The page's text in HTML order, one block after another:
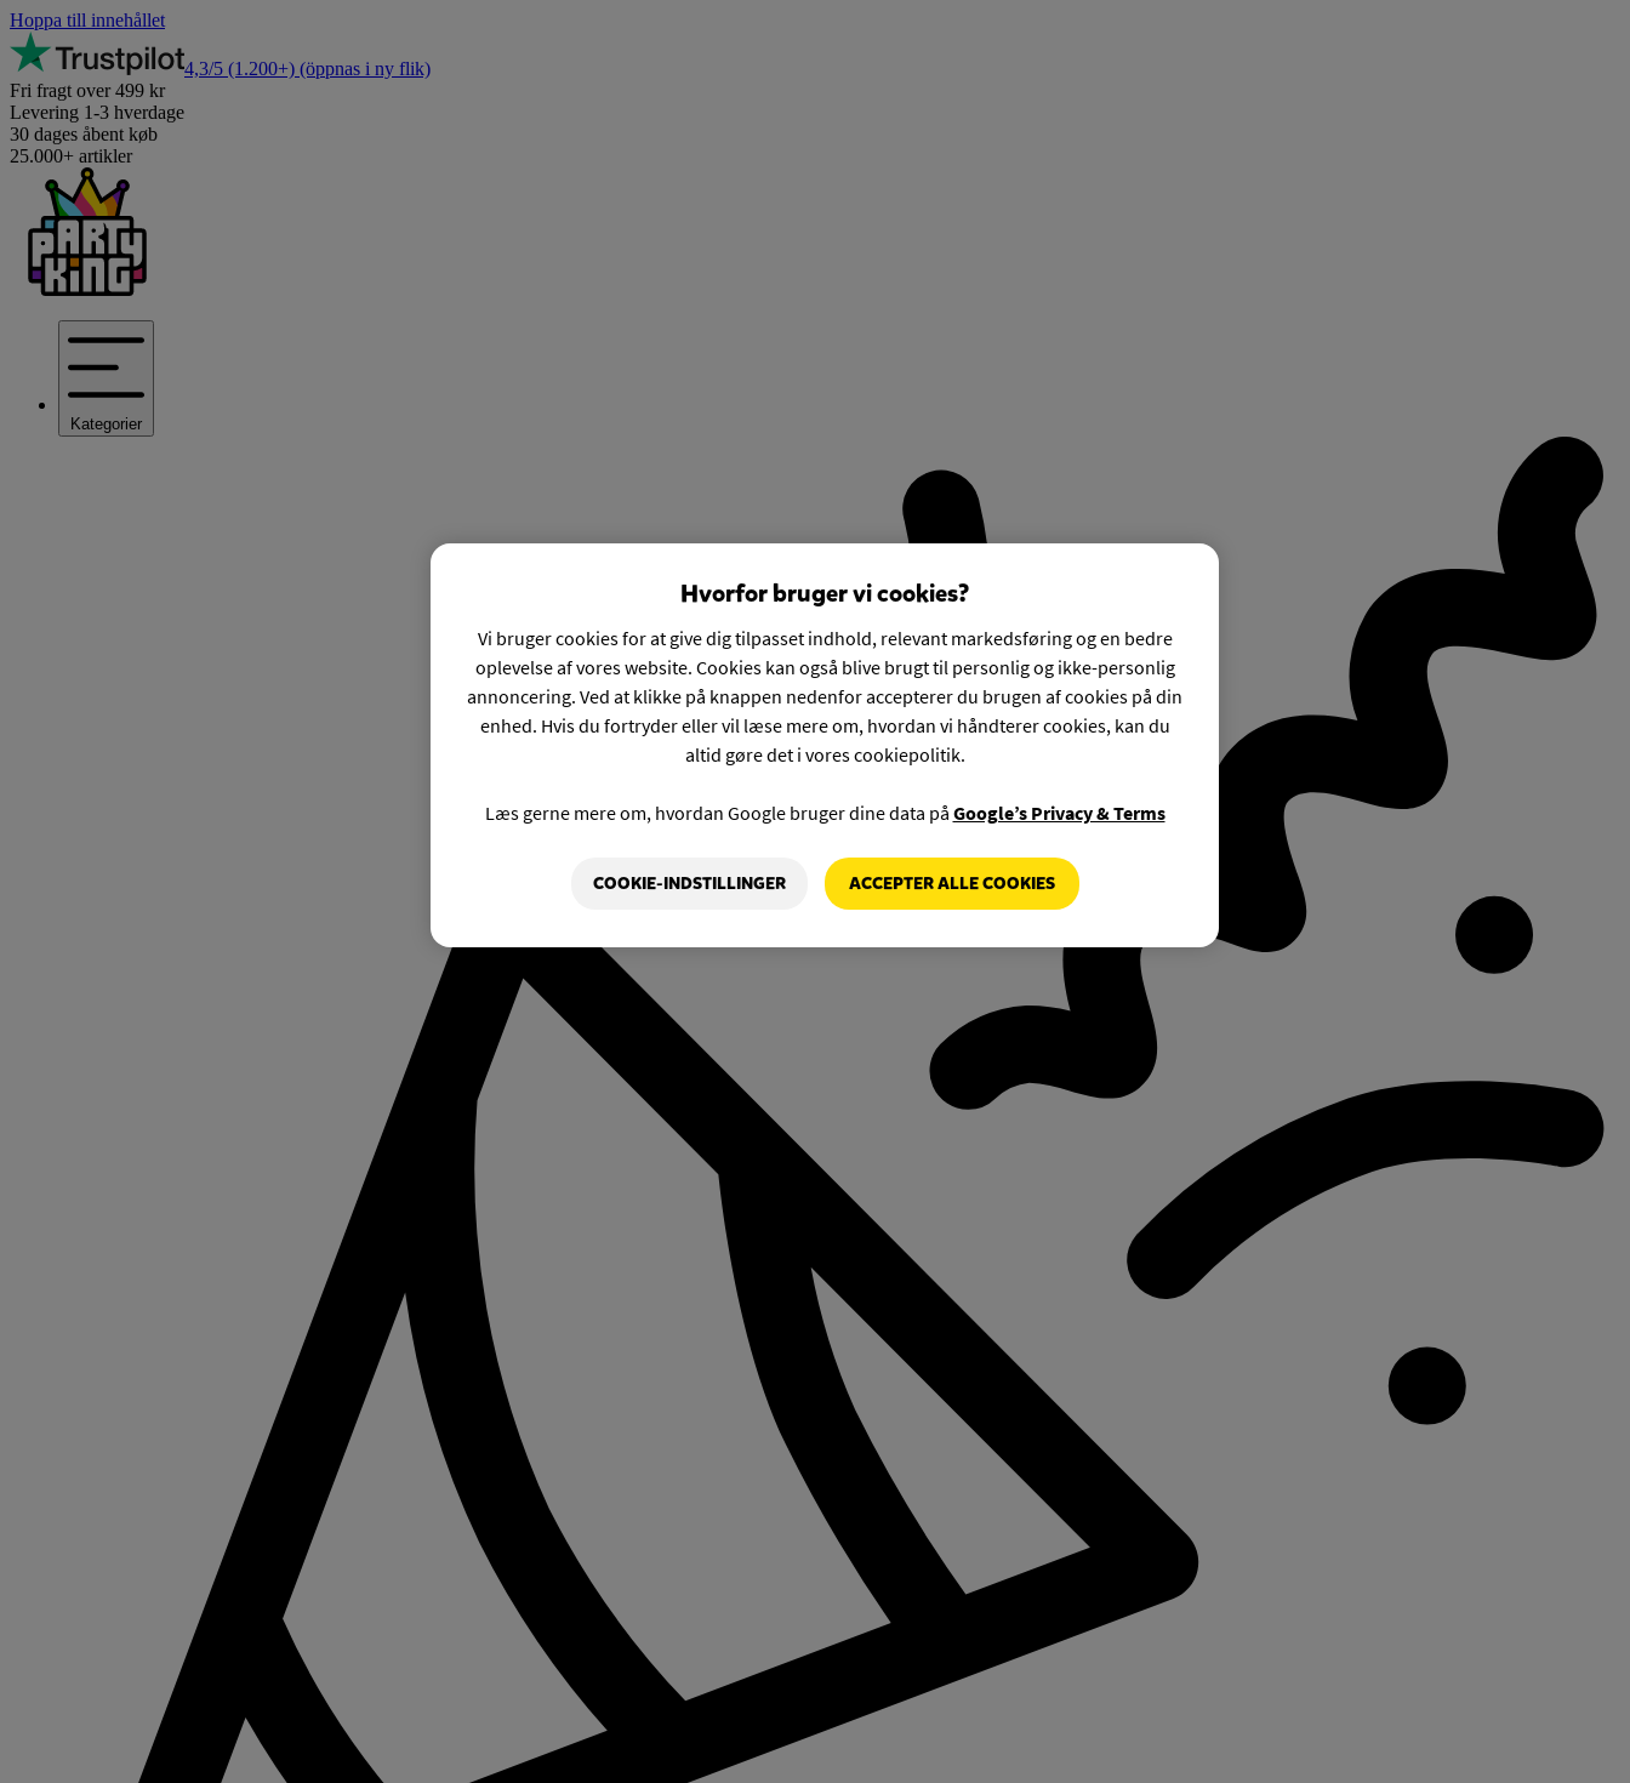
Hoppa till innehållet
4,3/5 (1.200+) (öppnas i ny flik)
Fri fragt over 499 kr
Levering 1-3 hverdage
30 dages åbent køb
25.000+ artikler
Kategorier
Hvorfor bruger vi cookies?
Vi bruger cookies for at give dig tilpasset indhold, relevant markedsføring og en bedre
oplevelse af vores website. Cookies kan også blive brugt til personlig og ikke-personlig
annoncering. Ved at klikke på knappen nedenfor accepterer du brugen af cookies på din
enhed. Hvis du fortryder eller vil læse mere om, hvordan vi håndterer cookies, kan du
altid gøre det i vores cookiepolitik.
Læs gerne mere om, hvordan Google bruger dine data på Google’s Privacy & Terms
COOKIE-INDSTILLINGER ACCEPTER ALLE COOKIES